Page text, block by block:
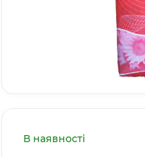
В наявності